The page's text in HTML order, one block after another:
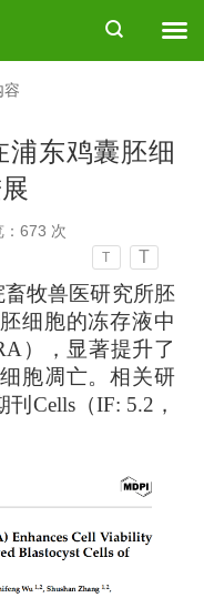
容
浦东鸡囊胚细
：673 次
T T
牧兽医研究所胚
细胞的冻存液中
），显著提升了
胞凋亡。相关研
Cells（IF: 5.2，